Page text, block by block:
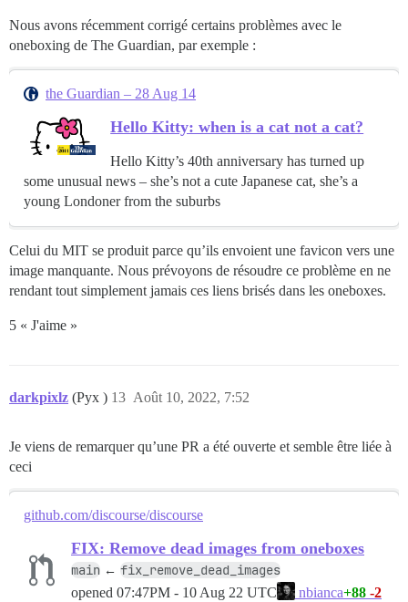
Nous avons récemment corrigé certains problèmes avec le
oneboxing de The Guardian, par exemple :
the Guardian – 28 Aug 14
Hello Kitty: when is a cat not a cat?
Hello Kitty’s 40th anniversary has turned up
some unusual news – she’s not a cute Japanese cat, she’s a
young Londoner from the suburbs
Celui du MIT se produit parce qu’ils envoient une favicon vers une
image manquante. Nous prévoyons de résoudre ce problème en ne
rendant tout simplement jamais ces liens brisés dans les oneboxes.
5 « J'aime »
darkpixlz (Pyx ) Août 10, 2022, 7:52
13
Je viens de remarquer qu’une PR a été ouverte et semble être liée à
ceci
github.com/discourse/discourse
FIX: Remove dead images from oneboxes
main ← fix_remove_dead_images
opened 07:47PM - 10 Aug 22 UTC nbianca+88 -2